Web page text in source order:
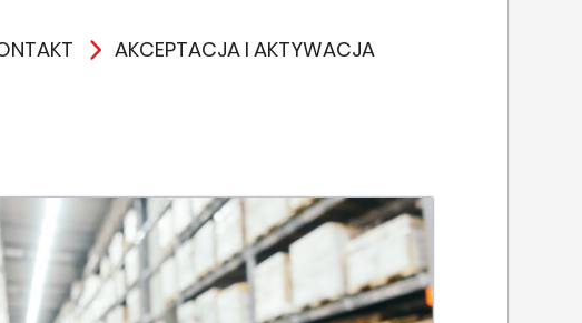
AKCEPTACJA I AKTYWACJA